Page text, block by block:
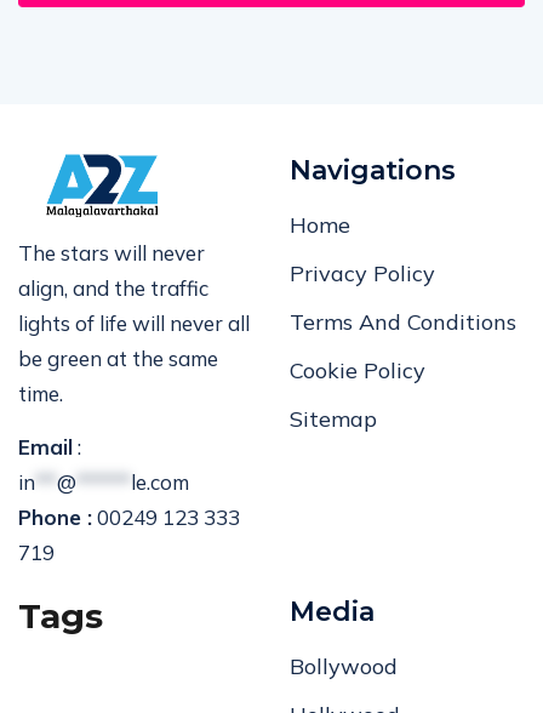
The stars will never
align, and the traffic
lights of life will never all
be green at the same
time.
Email:
in ** @ ***** le.com
Phone :00249 123 333
719
Navigations
Home
Privacy Policy
Terms And Conditions
Cookie Policy
Sitemap
Tags Media
Bollywood